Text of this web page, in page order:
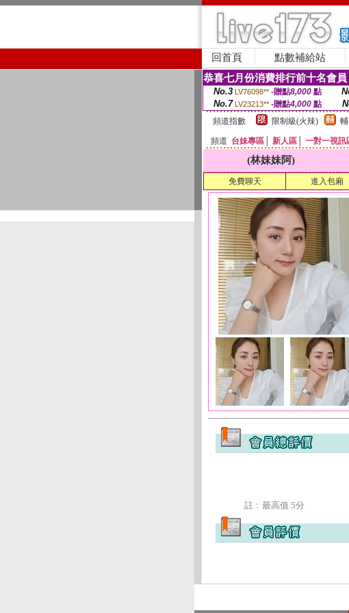
回首頁 點數補給站
恭喜七月份消費排行前十名會
No.3 LV76098** -贈點8,000點
No.7 LV23213** -贈點4,000 點
頻道指數
限制級(火辣)
頻道 台妹專區 新人區 一對一視訊
(林妹妹阿)
免費聊天 進入包廂
註﹕最高值 5分